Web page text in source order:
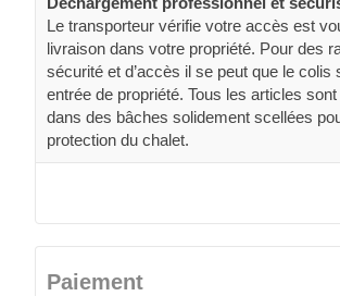
Le transporteur vérifie votre accès est
livraison dans votre propriété. Pour des
sécurité et d’accès il se peut que le colis
entrée de propriété. Tous les articles
dans des bâches solidement scellées
protection du chalet.
Paiement